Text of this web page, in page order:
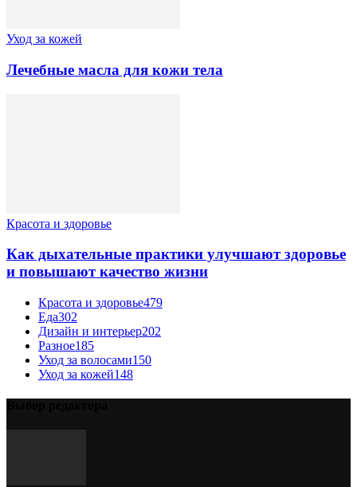
Уход за кожей
Лечебные масла для кожи тела
Красота и здоровье
Как дыхательные практики улучшают здоровье
и повышают качество жизни
Красота и здоровье479
Еда302
Дизайн и интерьер202
Разное185
Уход за волосами150
Уход за кожей148